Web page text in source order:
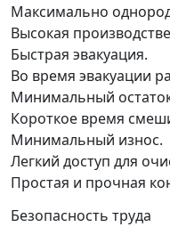
Максимально
Высокая
Быстрая эвакуация.
Во время эвакуации
Минимальный
Короткое время
Минимальный износ.
Легкий доступ для
Простая и прочная
Безопасность труда